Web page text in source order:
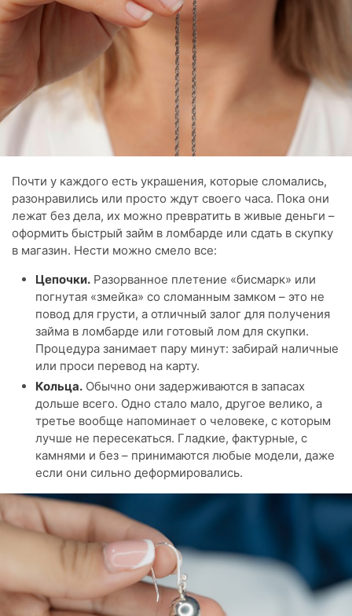
Почти у каждого есть украшения, которые сломались,
разонравились или просто ждут своего часа. Пока они
лежат без дела, их можно превратить в живые деньги –
оформить быстрый займ в ломбарде или сдать в скупку
в магазин. Нести можно смело все:
Цепочки. Разорванное плетение «бисмарк» или
погнутая «змейка» со сломанным замком – это не
повод для грусти, а отличный залог для получения
займа в ломбарде или готовый лом для скупки.
Процедура занимает пару минут: забирай наличные
или проси перевод на карту.
Кольца. Обычно они задерживаются в запасах
дольше всего. Одно стало мало, другое велико, а
третье вообще напоминает о человеке, с которым
лучше не пересекаться. Гладкие, фактурные, с
камнями и без – принимаются любые модели, даже
если они сильно деформировались.